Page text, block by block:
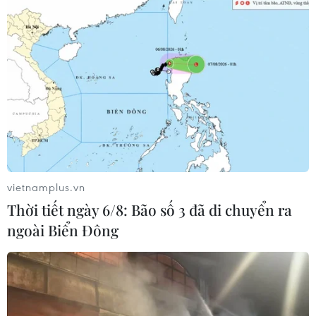
Hà Nội quảng bá tiềm năng đầu tư,
du lịch tới cộng đồng doanh nghiệp
Pháp
05/08/2026 01:04
Dầu thô chạm đáy ba tuần khi căng
thẳng tại eo biển Hormuz hạ nhiệt
05/08/2026 00:53
Xem thêm
vietnamplus.vn
Thời tiết ngày 6/8: Bão số 3 đã di chuyển ra
ngoài Biển Đông